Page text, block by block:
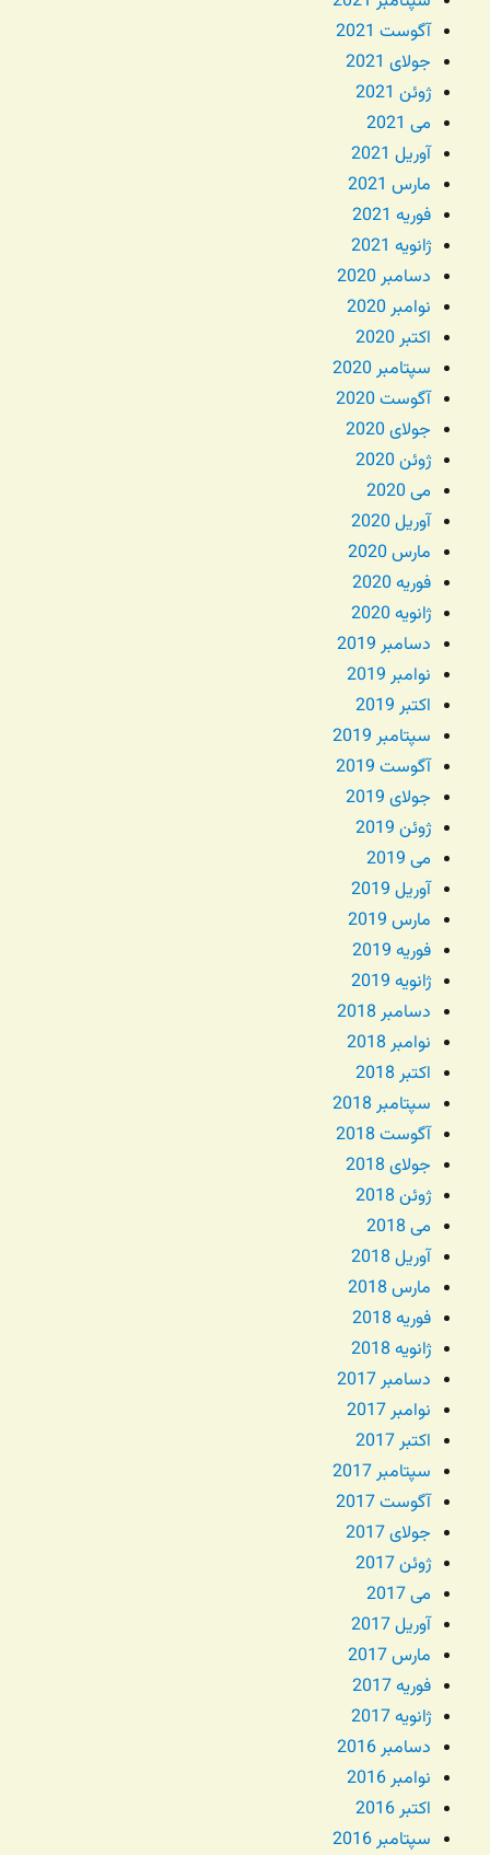
آگوست 2021
جولای 2021
ژوئن 2021
می 2021
آوریل 2021
مارس 2021
فوریه 2021
ژانویه 2021
دسامبر 2020
نوامبر 2020
اکتبر 2020
سپتامبر 2020
آگوست 2020
جولای 2020
ژوئن 2020
می 2020
آوریل 2020
مارس 2020
فوریه 2020
ژانویه 2020
دسامبر 2019
نوامبر 2019
اکتبر 2019
سپتامبر 2019
آگوست 2019
جولای 2019
ژوئن 2019
می 2019
آوریل 2019
مارس 2019
فوریه 2019
ژانویه 2019
دسامبر 2018
نوامبر 2018
اکتبر 2018
سپتامبر 2018
آگوست 2018
جولای 2018
ژوئن 2018
می 2018
آوریل 2018
مارس 2018
فوریه 2018
ژانویه 2018
دسامبر 2017
نوامبر 2017
اکتبر 2017
سپتامبر 2017
آگوست 2017
جولای 2017
ژوئن 2017
می 2017
آوریل 2017
مارس 2017
فوریه 2017
ژانویه 2017
دسامبر 2016
نوامبر 2016
اکتبر 2016
سپتامبر 2016